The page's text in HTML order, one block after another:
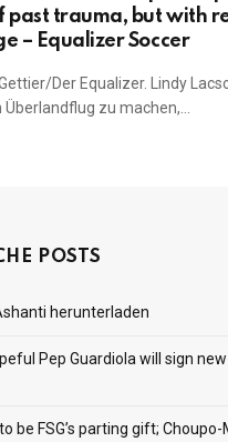
past trauma, but with
– Equalizer Soccer
Der Equalizer. Lindy
zu machen,…
POSTS
herunterladen
Pep Guardiola will sign
be FSG’s parting gift;